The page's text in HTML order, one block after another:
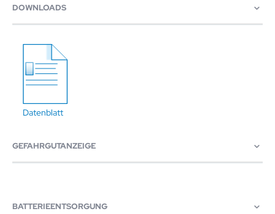
DOWNLOADS
Datenblatt
GEFAHRGUTANZEIGE
BATTERIEENTSORGUNG